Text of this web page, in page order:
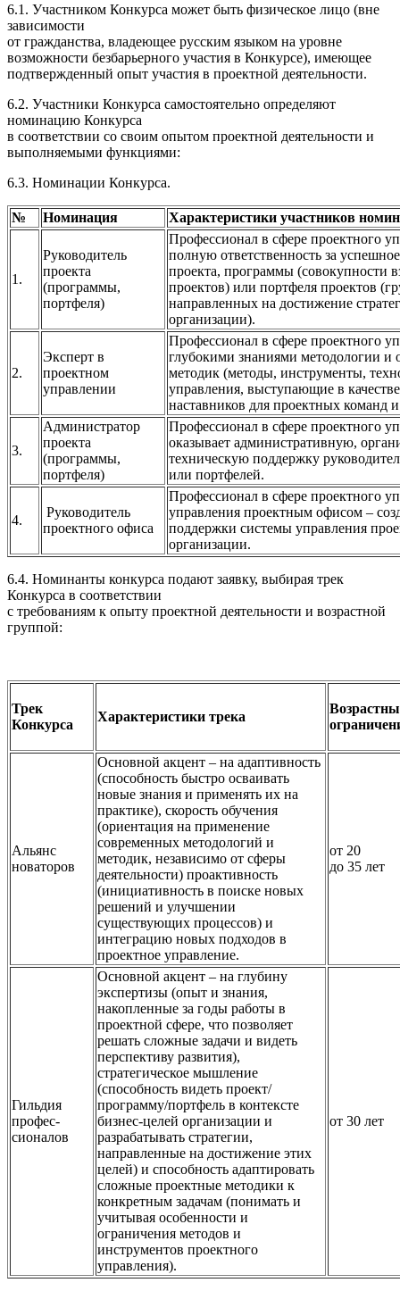
6.1. Участником Конкурса может быть физическое лицо (вне
зависимости
от гражданства, владеющее русским языком на уровне
возможности безбарьерного участия в Конкурсе), имеющее
подтвержденный опыт участия в проектной деятельности.
6.2. Участники Конкурса самостоятельно определяют
номинацию Конкурса
в соответствии со своим опытом проектной деятельности и
выполняемыми функциями:
6.3. Номинации Конкурса.
№ Номинация Характеристики участников
1.
Руководитель
проекта
(программы,
портфеля)
Профессионал в сфере проектного
полную ответственность за
проекта, программы (совокупности
проектов) или портфеля проектов
направленных на достижение
организации).
2.
Эксперт в
проектном
управлении
Профессионал в сфере проектного
глубокими знаниями методологии
методик (методы, инструменты,
управления, выступающие в
наставников для проектных команд
3.
Администратор
проекта
(программы,
портфеля)
Профессионал в сфере проектного
оказывает административную,
техническую поддержку
или портфелей.
4.
Руководитель
проектного офиса
Профессионал в сфере проектного
управления проектным офисом –
поддержки системы управления
организации.
6.4. Номинанты конкурса подают заявку, выбирая трек
Конкурса в соответствии
с требованиям к опыту проектной деятельности и возрастной
группой:
Трек
Конкурса
Характеристики трека
Альянс
новаторов
Основной акцент – на адаптивность
(способность быстро осваивать
новые знания и применять их на
практике), скорость обучения
(ориентация на применение
современных методологий и
методик, независимо от сферы
деятельности) проактивность
(инициативность в поиске новых
решений и улучшении
существующих процессов) и
интеграцию новых подходов в
проектное управление.
от 20
до 35 лет
Гильдия
профес-
сионалов
Основной акцент – на глубину
экспертизы (опыт и знания,
накопленные за годы работы в
проектной сфере, что позволяет
решать сложные задачи и видеть
перспективу развития),
стратегическое мышление
(способность видеть проект/
программу/портфель в контексте
бизнес-целей организации и
разрабатывать стратегии,
направленные на достижение этих
целей) и способность адаптировать
сложные проектные методики к
конкретным задачам (понимать и
учитывая особенности и
ограничения методов и
инструментов проектного
управления).
от 30 лет